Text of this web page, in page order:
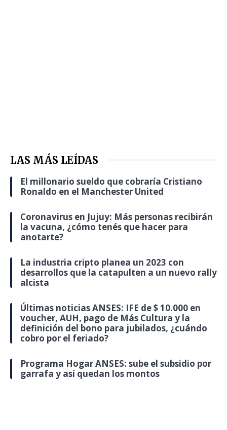
LAS MÁS LEÍDAS
El millonario sueldo que cobraría Cristiano
Ronaldo en el Manchester United
Coronavirus en Jujuy: Más personas recibirán
la vacuna, ¿cómo tenés que hacer para
anotarte?
La industria cripto planea un 2023 con
desarrollos que la catapulten a un nuevo rally
alcista
Últimas noticias ANSES: IFE de $ 10.000 en
voucher, AUH, pago de Más Cultura y la
definición del bono para jubilados, ¿cuándo
cobro por el feriado?
Programa Hogar ANSES: sube el subsidio por
garrafa y así quedan los montos